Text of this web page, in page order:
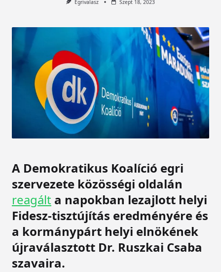
Egrivalasz Szept 18, 2023
A Demokratikus Koalíció egri
szervezete közösségi oldalán
reagált a napokban lezajlott helyi
Fidesz-tisztújítás eredményére és
a kormánypárt helyi elnökének
újraválasztott Dr. Ruszkai Csaba
szavaira.